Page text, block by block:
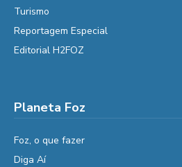
Turismo
Reportagem Especial
Editorial H2FOZ
Planeta Foz
Foz, o que fazer
Diga Aí